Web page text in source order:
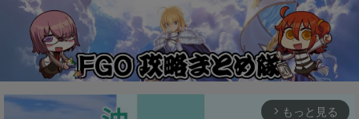
arrow_forward_ios もっと見る